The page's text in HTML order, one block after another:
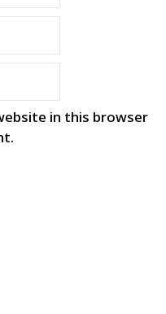
in this browser